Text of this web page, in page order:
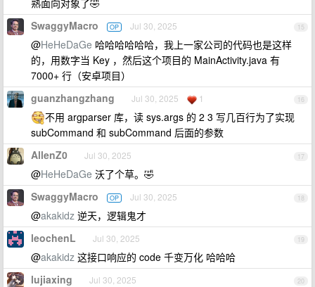
15
SwaggyMacro OP Jul 30, 2025
@HeHeDaGe 哈哈哈哈哈哈，我上一家公司的代码也是这样
的，用数字当 Key ，然后这个项目的 MainActivity.java 有
7000+ 行（安卓项目）
16
guanzhangzhang Jul 30, 2025 1
不用 argparser 库，读 sys.args 的 2 3 写几百行为了实现
subCommand 和 subCommand 后面的参数
17
AllenZ0 Jul 30, 2025
@HeHeDaGe 沃了个草。🤣
18
SwaggyMacro OP Jul 30, 2025
@akakidz 逆天，逻辑鬼才
19
leochenL Jul 30, 2025
@akakidz 这接口响应的 code 千变万化 哈哈哈
20
lujiaxing Jul 30, 2025